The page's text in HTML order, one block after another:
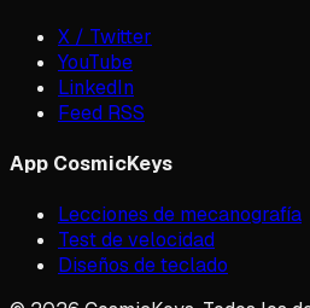
X / Twitter
YouTube
LinkedIn
Feed RSS
App CosmicKeys
Lecciones de mecanografía
Test de velocidad
Diseños de teclado